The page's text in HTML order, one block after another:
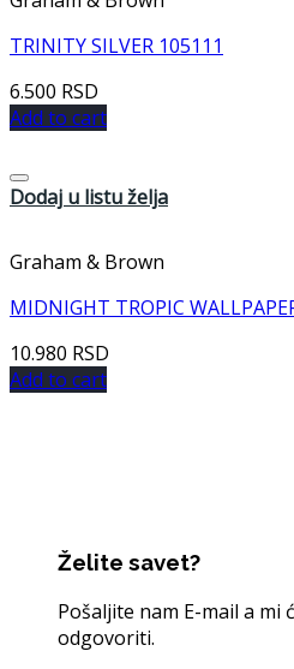
TRINITY SILVER 105111
6.500 RSD
Add to cart
Dodaj u listu želja
Graham & Brown
MIDNIGHT TROPIC
10.980 RSD
Add to cart
Želite savet?
Pošaljite nam E-mail a mi
odgovoriti.